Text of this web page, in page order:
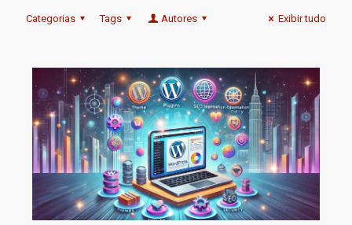
Categorias Tags Autores Exibir tudo